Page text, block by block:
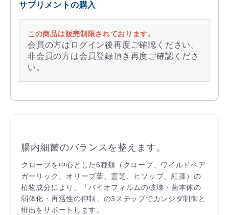
サプリメントの購入
この商品は販売制限されております。
会員の方はログイン後再度ご確認ください。
非会員の方は会員登録頂き再度ご確認くださ
い。
腸内細菌のバランスを整えます。
クローブを中心とした6種類（クローブ、ワイルドベア
ガーリック、オリーブ葉、霊芝、ヒソップ、紅藻）の
植物成分により、「バイオフィルムの破壊・菌本体の
弱体化・再活性の抑制」の3ステップでカンジダ制御と
排出をサポートします。